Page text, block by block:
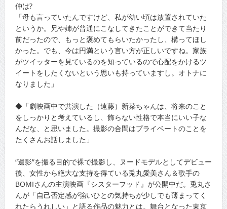
仲は?
「母も言っていたんですけど、私が幼い頃は放置されていた
というか。兄や姉が普通にこなしてきたことができて当たり
前だったので、もっと褒めてもらいたかったし、構ってほし
かった。でも、今は円満という言い方が正しいですね。家族
がツイッターを見ているのを知っているので心配をかけるツ
イートをしたくないという思いも持っていますし。オトナに
なりました」
◆「劇映画中で共演した（遠藤）新菜ちゃんは、将来のこと
をしっかりと考えているし、飾らない性格で本当にいい子な
んだな、と思いました。撮影の合間はプライベートのことを
たくさんお話しました」
“遺影”を撮る目的で裸で撮影し、ヌードモデルとしてデビュー
後、女性から絶大な支持を得ている兎丸愛美さん＆歌手の
BOMIさんの主演映画『シスターフッド』が公開中だ。兎丸さ
んが「自己否定感が強いひとの気持ちが少しでも薄まってく
れたらうれしい」と語る作品の魅力とは。舞台となった東京